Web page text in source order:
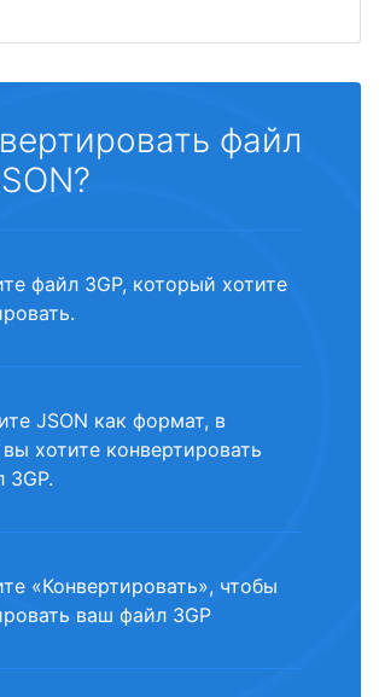
файл
файл 3GP, который хотите
JSON как формат, в
хотите конвертировать
3GP.
«Конвертировать», чтобы
ваш файл 3GP